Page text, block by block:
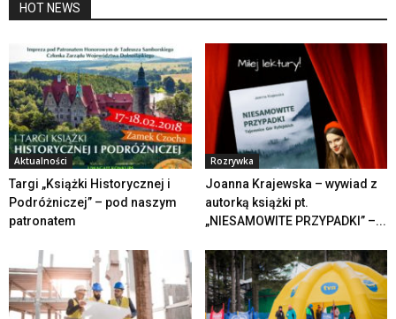
HOT NEWS
Aktualności
Targi „Książki Historycznej i
Podróżniczej” – pod naszym
patronatem
Rozrywka
Joanna Krajewska – wywiad z
autorką książki pt.
„NIESAMOWITE PRZYPADKI” –...